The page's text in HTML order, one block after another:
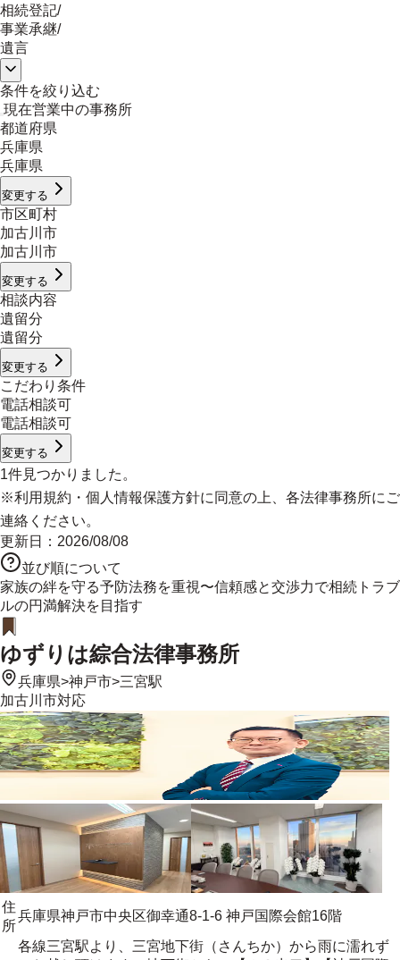
相続登記/
事業承継/
遺言
条件を絞り込む
現在営業中の事務所
都道府県
兵庫県
兵庫県
変更する
市区町村
加古川市
加古川市
変更する
相談内容
遺留分
遺留分
変更する
こだわり条件
電話相談可
電話相談可
変更する
1件見つかりました。
※利用規約 ・ 個人情報保護方針に同意の上、各法律事務所にご
連絡ください。
更新日： 2026/08/08
並び順について
家族の絆を守る予防法務を重視〜信頼感と交渉力で相続トラブ
ルの円満解決を目指す
ゆずりは綜合法律事務所
兵庫県>神戸市>三宮駅
加古川市対応
住
所
兵庫県神戸市中央区御幸通8-1-6 神戸国際会館16階
各線三宮駅より、三宮地下街（さんちか）から雨に濡れず